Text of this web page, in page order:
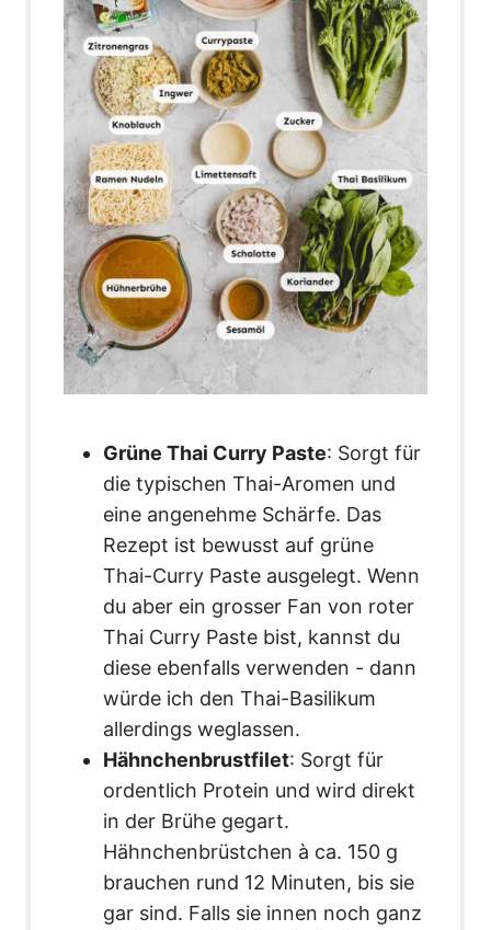
Grüne Thai Curry Paste: Sorgt für
die typischen Thai-Aromen und
eine angenehme Schärfe. Das
Rezept ist bewusst auf grüne
Thai-Curry Paste ausgelegt. Wenn
du aber ein grosser Fan von roter
Thai Curry Paste bist, kannst du
diese ebenfalls verwenden - dann
würde ich den Thai-Basilikum
allerdings weglassen.
Hähnchenbrustfilet: Sorgt für
ordentlich Protein und wird direkt
in der Brühe gegart.
Hähnchenbrüstchen à ca. 150 g
brauchen rund 12 Minuten, bis sie
gar sind. Falls sie innen noch ganz